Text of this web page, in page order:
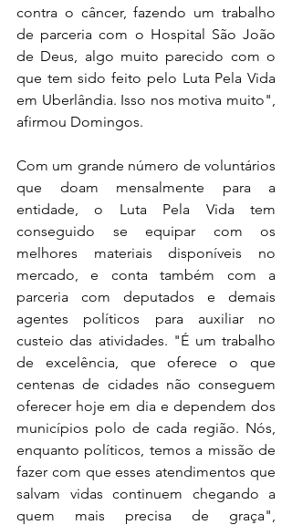
contra o câncer, fazendo um trabalho
de parceria com o Hospital São João
de Deus, algo muito parecido com o
que tem sido feito pelo Luta Pela Vida
em Uberlândia. Isso nos motiva muito",
afirmou Domingos.
Com um grande número de voluntários
que doam mensalmente para a
entidade, o Luta Pela Vida tem
conseguido se equipar com os
melhores materiais disponíveis no
mercado, e conta também com a
parceria com deputados e demais
agentes políticos para auxiliar no
custeio das atividades. "É um trabalho
de excelência, que oferece o que
centenas de cidades não conseguem
oferecer hoje em dia e dependem dos
municípios polo de cada região. Nós,
enquanto políticos, temos a missão de
fazer com que esses atendimentos que
salvam vidas continuem chegando a
quem mais precisa de graça",